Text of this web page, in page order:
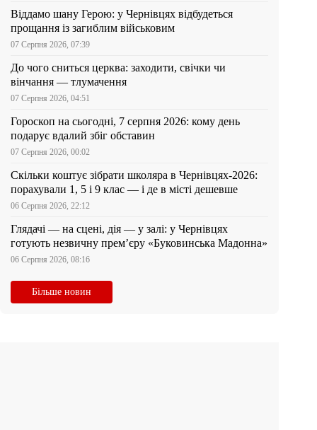
Віддамо шану Герою: у Чернівцях відбудеться
прощання із загиблим військовим
07 Серпня 2026, 07:39
До чого сниться церква: заходити, свічки чи
вінчання — тлумачення
07 Серпня 2026, 04:51
Гороскоп на сьогодні, 7 серпня 2026: кому день
подарує вдалий збіг обставин
07 Серпня 2026, 00:02
Скільки коштує зібрати школяра в Чернівцях-2026:
порахували 1, 5 і 9 клас — і де в місті дешевше
06 Серпня 2026, 22:12
Глядачі — на сцені, дія — у залі: у Чернівцях
готують незвичну прем’єру «Буковинська Мадонна»
06 Серпня 2026, 08:16
Більше новин